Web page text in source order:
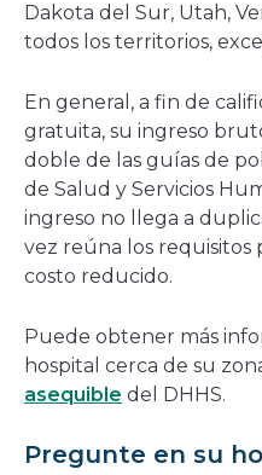
Dakota del Sur, Utah,
todos los territorios,
En general, a fin de
gratuita, su ingreso
doble de las guías de
de Salud y Servicios
ingreso no llega a
vez reúna los requisitos
costo reducido.
Puede obtener más
hospital cerca de su
asequible del DHHS.
Pregunte en su